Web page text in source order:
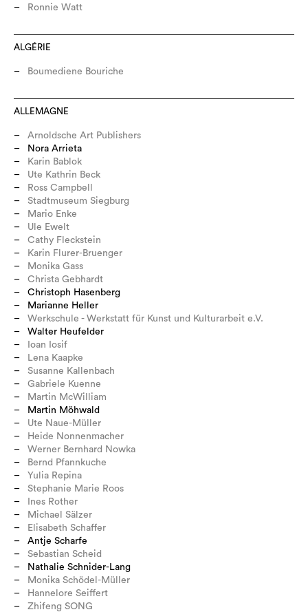
Ronnie Watt
ALGÉRIE
Boumediene Bouriche
ALLEMAGNE
Arnoldsche Art Publishers
Nora Arrieta
Karin Bablok
Ute Kathrin Beck
Ross Campbell
Stadtmuseum Siegburg
Mario Enke
Ule Ewelt
Cathy Fleckstein
Karin Flurer-Bruenger
Monika Gass
Christa Gebhardt
Christoph Hasenberg
Marianne Heller
Werkschule - Werkstatt für Kunst und Kulturarbeit e.V.
Walter Heufelder
Ioan Iosif
Lena Kaapke
Susanne Kallenbach
Gabriele Kuenne
Martin McWilliam
Martin Möhwald
Ute Naue-Müller
Heide Nonnenmacher
Werner Bernhard Nowka
Bernd Pfannkuche
Yulia Repina
Stephanie Marie Roos
Ines Rother
Michael Sälzer
Elisabeth Schaffer
Antje Scharfe
Sebastian Scheid
Nathalie Schnider-Lang
Monika Schödel-Müller
Hannelore Seiffert
Zhifeng SONG